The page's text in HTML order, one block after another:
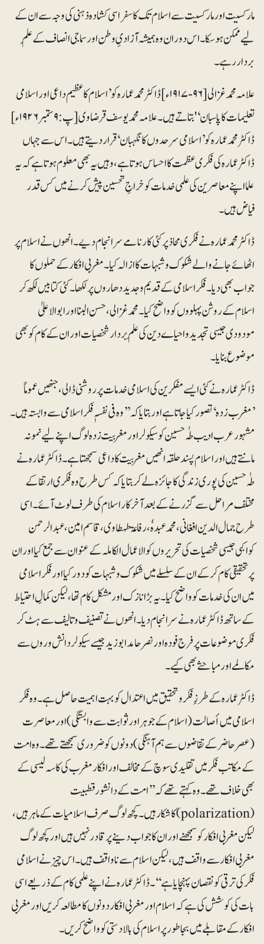
مارکسیت اور مارکسیت سے اسلام تک کا سفر اسی کشادہ ذہنی کی وجہ سے ان کے
لیے ممکن ہوسکا۔ اس دوران وہ ہمیشہ آزادیِ وطن اور سماجی انصاف کے علَم
بردار رہے۔
علامہ محمد غزالی [۹۶-۱۹۱۷ء] ڈاکٹر محمد عمارہ کو ’اسلام کا عظیم داعی اوراسلامی
تعلیمات کا پاسبان‘ ' بتاتے ہیں۔ علامہ محمد یوسف قرضاوی [پ:۹ستمبر ۱۹۲۶ء]
ڈاکٹر محمد عمارہ کو ’اسلامی سرحدوں کا نگہبان‘ قرار دیتے ہیں۔ اس سے جہاں
ڈاکٹر عمارہ کی فکری عظمت کا احساس ہوتا ہے، وہیں یہ بھی معلوم ہوتا ہے کہ یہ
علما اپنے معاصرین کی علمی خدمات کو خراجِ تحسین پیش کرنے میں کس قدر
فیاض ہیں۔
ڈاکٹر محمد عمارہ نے فکری محاذ پر کئی کارنامے سرانجام دیے۔ انھوں نے اسلام پر
اٹھائے جانے والے شکوک و شبہات کا ازالہ کیا۔ مغربی افکار کے حملوں کا
جواب بھی دیا۔ فکر اسلامی کے قدیم و جدید دھاروں پر لکھا۔ کئی کتابیں لکھ کر
اسلام کے روشن پہلووں کو واضح کیا۔ محمد غزالی، حسن البنا اور ابوالاعلیٰ
مودودی جیسی تجدیدو احیاے دین کی علَم بردار شخصیات اور ان کے کام کو بھی
موضوع بنایا۔
ڈاکٹر عمارہ نے کئی ایسے مفکرین کی اسلامی خدمات پر روشنی ڈالی، جنھیں عموماً
’مغرب زدہ‘ تصور کیا جاتا ہے اور بتایا کہ ’’وہ فی نفسہٖ فکر اسلامی سے وابستہ ہیں۔
مشہور عرب ادیب طہٰ حسین کو سیکولر اور مغربیت زدہ لوگ اپنے لیے نمونہ
مانتے ہیں اور اسلام پسندحلقہ انھیں مغربیت کا داعی سمجھتا ہے۔ ڈاکٹر عمارہ نے
طہٰ حسین کی پوری زندگی کا جائزہ لے کر بتایا کہ کس طرح وہ فکری ارتقا کے
مختلف مراحل سے گزرنے کے بعد آخرکاراسلام کی طرف لوٹ آئے۔ اسی
طرح جمال الدین افغانی، محمدعبدہٗ، رفاعۃ طہطاوی، قاسم امین، عبد الرحمن
کواکبی جیسی شخصیات کی تحریروں کو الاعمال الکاملہ کے عنوان سے جمع کیا اور ان
پر تحقیقی کام کرکے ان کے سلسلے میں شکوک و شبہات کو دور کیا اور فکراسلامی
میں ان کی خدمات کو واضح کیا۔ یہ بڑا نازک اور مشکل کام تھا، لیکن کمالِ احتیاط
کے ساتھ ڈاکٹر عمارہ نے سرانجام دیا۔ انھوں نے تصنیف و تالیف سے ہٹ کر
فکری موضوعات پر فرج فودہ اور نصرحامد ابوزید جیسے سیکولر دانش وروں سے
مکالمے اور مباحثے بھی کیے۔
ڈاکٹر عمارہ کے طرزِ فکرو تحقیق میں اعتدال کو بہت اہمیت حاصل ہے۔ وہ فکر
اسلامی میں أصالت (اسلام کے جوہر اور ثوابت سے وابستگی)اور معاصرت
(عصر حاضر کے تقاضوں سے ہم آہنگی) دونوں کو ضروری سمجھتے تھے۔ وہ امت
کے مکاتب فکر میں تقلیدی سوچ کے مخالف اور افکار مغرب کی کاسہ لیسی کے
بھی خلاف تھے۔ وہ کہتے تھے کہ ’’امت کے دانشورقطبیت
(polarization)کا شکار ہیں۔ کچھ لوگ صرف اسلامیات کے ماہر ہیں،
لیکن مغربی افکار کوسمجھنے اور ان کا جواب دینے پر قادر نہیں ہیں اورکچھ لوگ
مغربی افکار سے واقف ہیں، لیکن اسلام سے ناواقف ہیں۔ اس چیز نے اسلامی
فکر کی ترقی کو نقصان پہنچایا ہے‘‘۔ ڈاکٹر عمارہ نے اپنے علمی کام کے ذریعے اسی
بات کی کوشش کی ہے کہ اسلام اور مغربی افکار دونوں کا مطالعہ کریں اور مغربی
افکار کے مقابلے میں بجاطور پر اسلام کی بالادستی کو واضح کریں۔